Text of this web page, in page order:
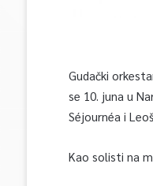
Gudački
se 10. juna u
Séjournéa i
Kao solisti na